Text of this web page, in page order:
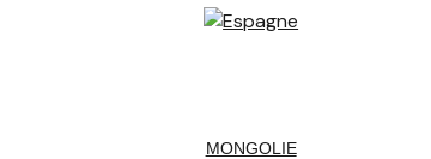
MONGOLIE